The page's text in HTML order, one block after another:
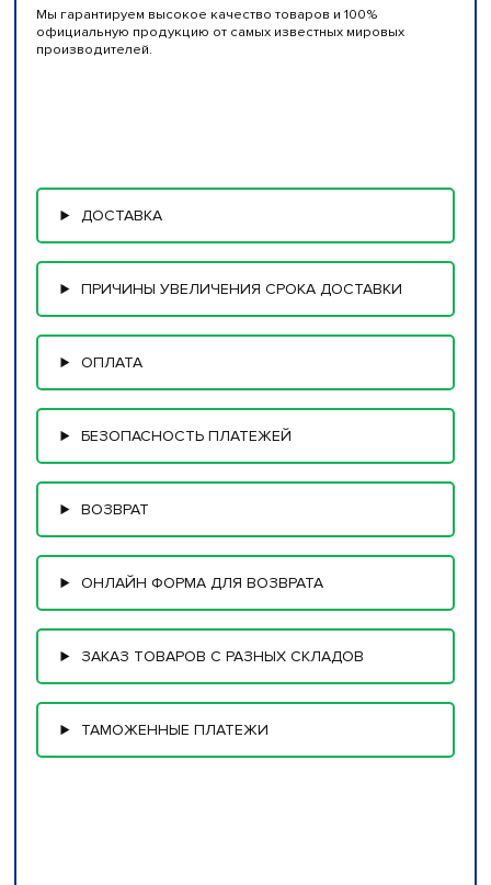
Мы гарантируем высокое качество товаров и 100%
официальную продукцию от самых известных мировых
производителей.
ДОСТАВКА
ПРИЧИНЫ УВЕЛИЧЕНИЯ СРОКА ДОСТАВКИ
ОПЛАТА
БЕЗОПАСНОСТЬ ПЛАТЕЖЕЙ
ВОЗВРАТ
ОНЛАЙН ФОРМА ДЛЯ ВОЗВРАТА
ЗАКАЗ ТОВАРОВ С РАЗНЫХ СКЛАДОВ
ТАМОЖЕННЫЕ ПЛАТЕЖИ